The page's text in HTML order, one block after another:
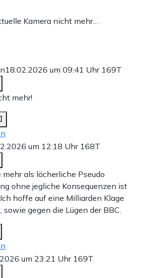
Kamera nicht mehr…
18.02.2026 um 09:41 Uhr 169T
mehr!
um 12:18 Uhr 168T
mehr als lächerliche Pseudo
ohne jegliche Konsequenzen ist
hoffe auf eine Milliarden Klage
sowie gegen die Lügen der BBC.
um 23:21 Uhr 169T